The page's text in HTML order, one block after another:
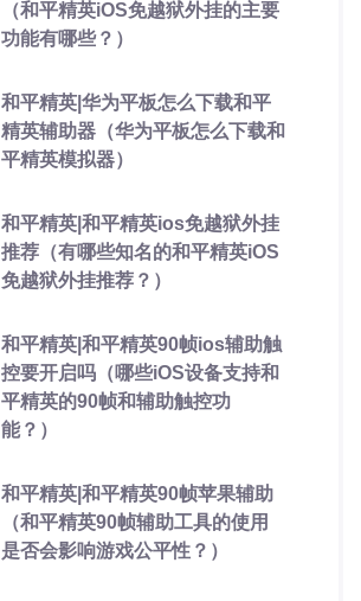
（和平精英iOS免越狱外挂的主要
功能有哪些？）
和平精英|华为平板怎么下载和平
精英辅助器（华为平板怎么下载和
平精英模拟器）
和平精英|和平精英ios免越狱外挂
推荐（有哪些知名的和平精英iOS
免越狱外挂推荐？）
和平精英|和平精英90帧ios辅助触
控要开启吗（哪些iOS设备支持和
平精英的90帧和辅助触控功
能？）
和平精英|和平精英90帧苹果辅助
（和平精英90帧辅助工具的使用
是否会影响游戏公平性？）